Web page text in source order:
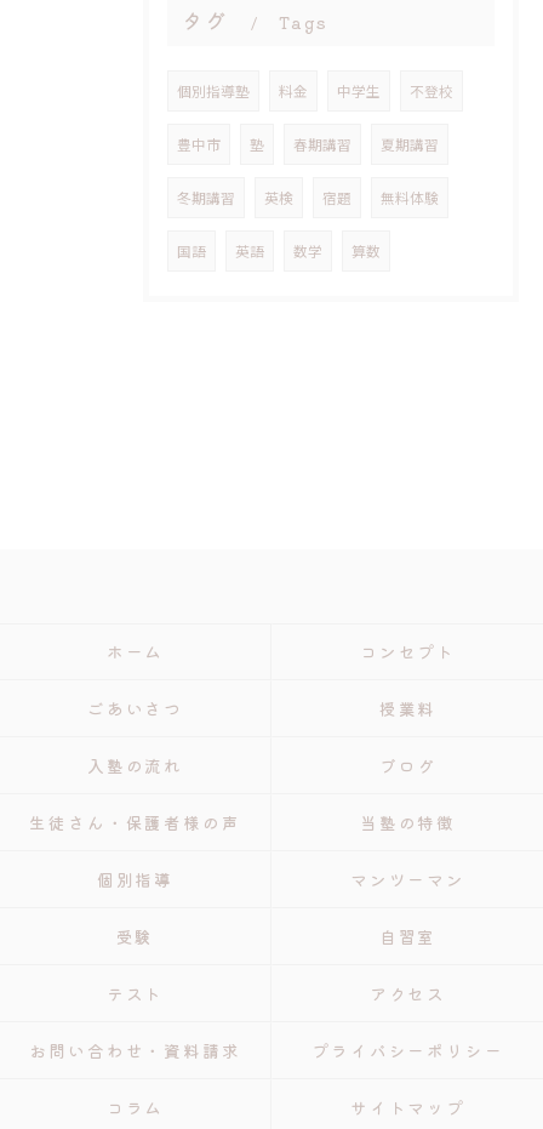
タグ Tags
個別指導塾 料金 中学生 不登校
豊中市 塾 春期講習 夏期講習
冬期講習 英検 宿題 無料体験
国語 英語 数学 算数
ホーム コンセプト
ごあいさつ 授業料
入塾の流れ ブログ
生徒さん・保護者様の声 当塾の特徴
個別指導 マンツーマン
受験 自習室
テスト アクセス
お問い合わせ・資料請求 プライバシーポリシー
コラム サイトマップ